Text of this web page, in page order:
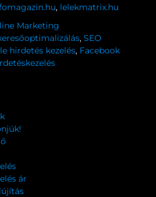
, lelekmatrix.hu
Marketing
, SEO
hirdetés kezelés, Facebook
ár